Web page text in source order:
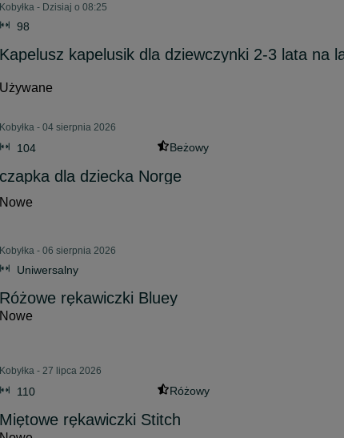
Kobyłka - Dzisiaj o 08:25
98
Kapelusz kapelusik dla dziewczynki 2-3 lata na
Używane
Kobyłka - 04 sierpnia 2026
104 Beżowy
czapka dla dziecka Norge
Nowe
Kobyłka - 06 sierpnia 2026
Uniwersalny
Różowe rękawiczki Bluey
Nowe
Kobyłka - 27 lipca 2026
110 Różowy
Miętowe rękawiczki Stitch